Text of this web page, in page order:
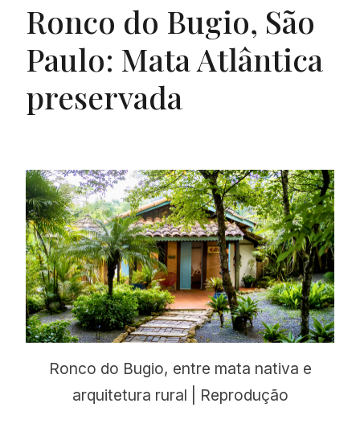
Ronco do Bugio, São
Paulo: Mata Atlântica
preservada
Ronco do Bugio, entre mata nativa e
arquitetura rural | Reprodução